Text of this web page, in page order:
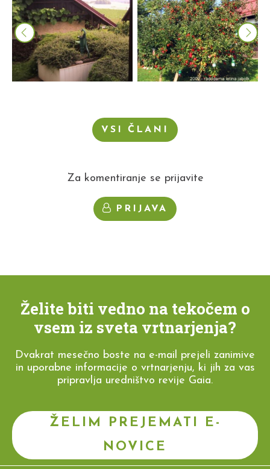
VSI ČLANI
Za komentiranje se prijavite
PRIJAVA
Želite biti vedno na tekočem o
vsem iz sveta vrtnarjenja?
Dvakrat mesečno boste na e-mail prejeli zanimive
in uporabne informacije o vrtnarjenju, ki jih za vas
pripravlja uredništvo revije Gaia.
ŽELIM PREJEMATI E-
NOVICE